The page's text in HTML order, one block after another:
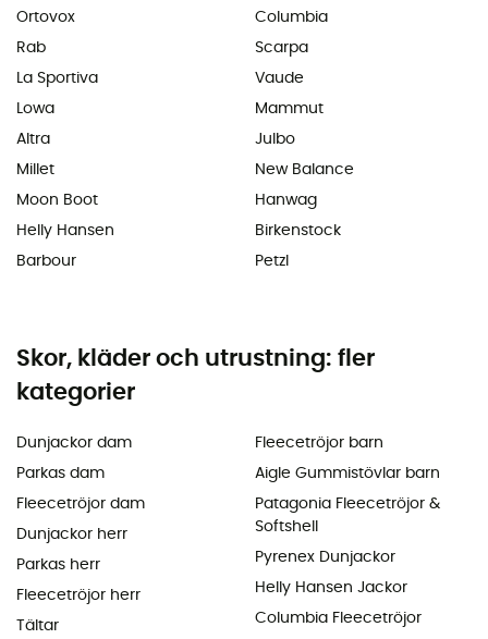
Ortovox
Rab
La Sportiva
Lowa
Altra
Millet
Moon Boot
Helly Hansen
Barbour
Columbia
Scarpa
Vaude
Mammut
Julbo
New Balance
Hanwag
Birkenstock
Petzl
Skor, kläder och utrustning: fler
kategorier
Dunjackor dam
Parkas dam
Fleecetröjor dam
Dunjackor herr
Parkas herr
Fleecetröjor herr
Tältar
Fleecetröjor barn
Aigle Gummistövlar barn
Patagonia Fleecetröjor &
Softshell
Pyrenex Dunjackor
Helly Hansen Jackor
Columbia Fleecetröjor